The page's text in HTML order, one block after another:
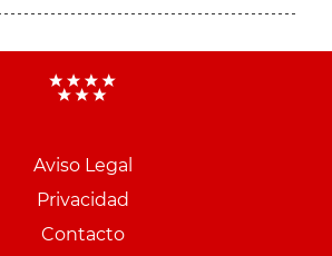
Aviso Legal
Privacidad
Contacto